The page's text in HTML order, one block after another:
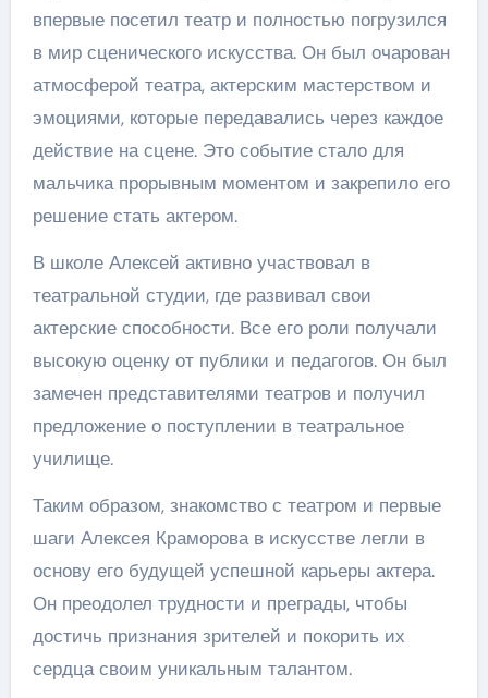
впервые посетил театр и полностью погрузился
в мир сценического искусства. Он был очарован
атмосферой театра, актерским мастерством и
эмоциями, которые передавались через каждое
действие на сцене. Это событие стало для
мальчика прорывным моментом и закрепило его
решение стать актером.
В школе Алексей активно участвовал в
театральной студии, где развивал свои
актерские способности. Все его роли получали
высокую оценку от публики и педагогов. Он был
замечен представителями театров и получил
предложение о поступлении в театральное
училище.
Таким образом, знакомство с театром и первые
шаги Алексея Краморова в искусстве легли в
основу его будущей успешной карьеры актера.
Он преодолел трудности и преграды, чтобы
достичь признания зрителей и покорить их
сердца своим уникальным талантом.